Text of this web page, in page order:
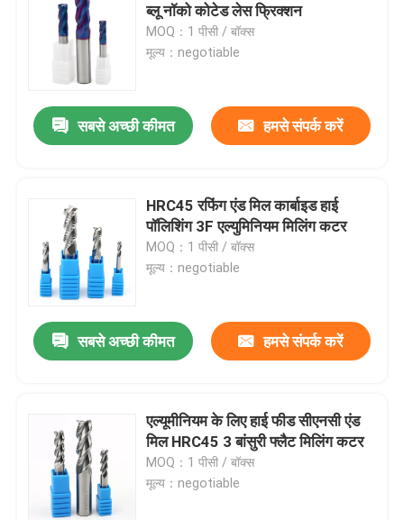
ब्लू नॉको कोटेड लेस फ्रिक्शन
MOQ：1 पीसी / बॉक्स
मूल्य：negotiable
सबसे अच्छी कीमत हमसे संपर्क करें
HRC45 रफिंग एंड मिल कार्बाइड हाई
पॉलिशिंग 3F एल्युमिनियम मिलिंग कटर
MOQ：1 पीसी / बॉक्स
मूल्य：negotiable
सबसे अच्छी कीमत हमसे संपर्क करें
एल्यूमीनियम के लिए हाई फीड सीएनसी एंड
मिल HRC45 3 बांसुरी फ्लैट मिलिंग कटर
MOQ：1 पीसी / बॉक्स
मूल्य：negotiable